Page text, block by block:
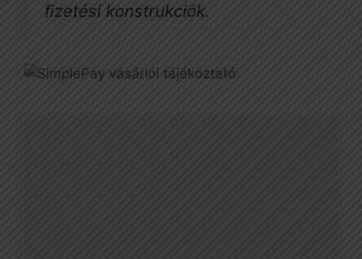
fizetési konstrukciók.